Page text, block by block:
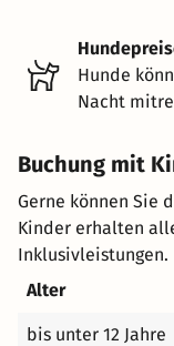
Hunde
Nacht
Buchung mit
Gerne können Sie
Kinder erhalten
Inklusivleistungen.
Alter
bis unter 12 Jahre